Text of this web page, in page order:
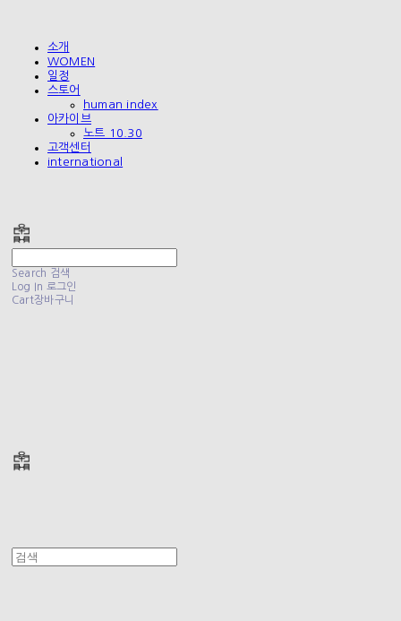
소개
WOMEN
일정
스토어
human index
아카이브
노트 10.30
고객센터
international
Search 검색
Log In 로그인
Cart장바구니